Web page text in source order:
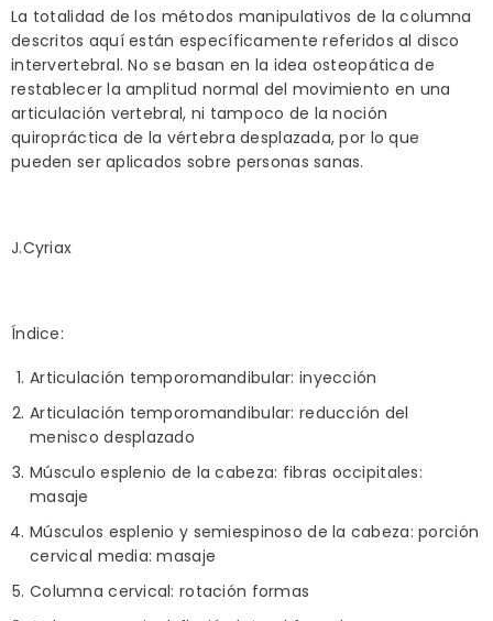
La totalidad de los métodos manipulativos de la columna
descritos aquí están específicamente referidos al disco
intervertebral. No se basan en la idea osteopática de
restablecer la amplitud normal del movimiento en una
articulación vertebral, ni tampoco de la noción
quiropráctica de la vértebra desplazada, por lo que
pueden ser aplicados sobre personas sanas.
J.Cyriax
Índice:
Articulación temporomandibular: inyección
Articulación temporomandibular: reducción del
menisco desplazado
Músculo esplenio de la cabeza: fibras occipitales:
masaje
Músculos esplenio y semiespinoso de la cabeza: porción
cervical media: masaje
Columna cervical: rotación formas